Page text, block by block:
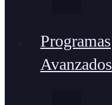
Programas
Avanzados